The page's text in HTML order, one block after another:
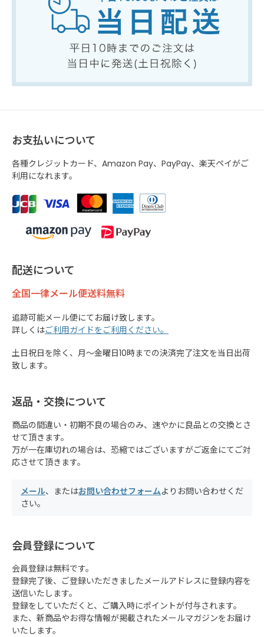
お支払いについて
各種クレジットカード、Amazon Pay、PayPay、楽天ペイがご
利用になれます。
配送について
全国一律メール便送料無料
追跡可能メール便にてお届け致します。
詳しくはご利用ガイドをご利用ください。
土日祝日を除く、月～金曜日10時までの決済完了注文を当日出荷
致します。
返品・交換について
商品の間違い・初期不良の場合のみ、速やかに良品との交換とさ
せて頂きます。
万が一在庫切れの場合は、恐縮ではございますがご返金にてご対
応させて頂きます。
メール、またはお問い合わせフォームよりお問い合わせくだ
さい。
会員登録について
会員登録は無料です。
登録完了後、ご登録いただきましたメールアドレスに登録内容を
送信いたします。
登録をしていただくと、ご購入時にポイントが付与されます。
また、新商品やお得な情報が掲載されたメールマガジンをお届け
いたします。